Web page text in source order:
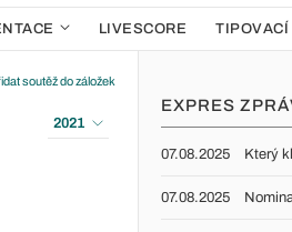
LIVESCORE TIPOVACÍ
soutěž do záložek
2021
EXPRES
07.08.2025 Který
07.08.2025